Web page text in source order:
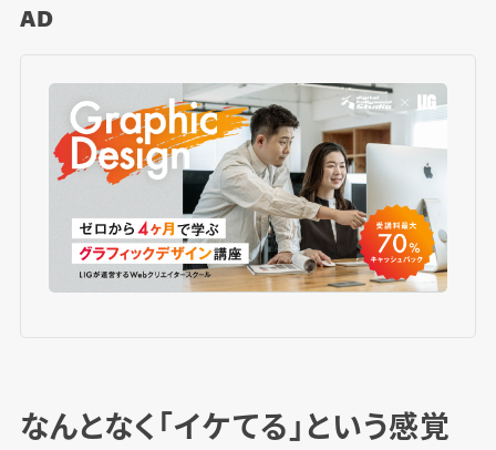
AD
なんとなく「イケてる」という感覚